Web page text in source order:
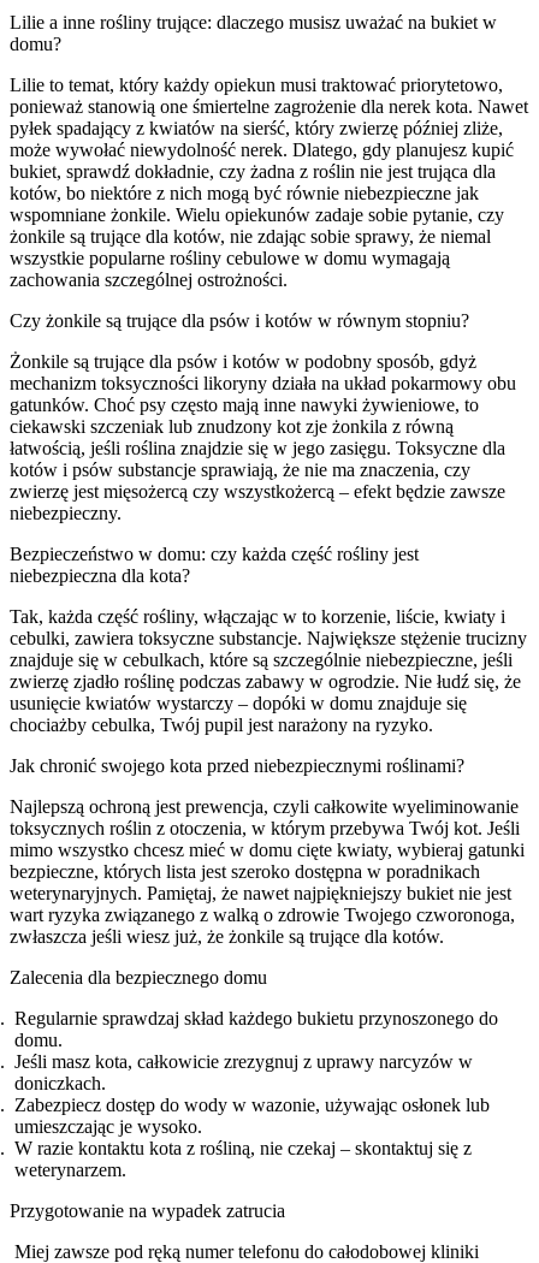
Lilie a inne rośliny trujące: dlaczego musisz uważać na bukiet w
domu?
Lilie to temat, który każdy opiekun musi traktować priorytetowo,
ponieważ stanowią one śmiertelne zagrożenie dla nerek kota. Nawet
pyłek spadający z kwiatów na sierść, który zwierzę później zliże,
może wywołać niewydolność nerek. Dlatego, gdy planujesz kupić
bukiet, sprawdź dokładnie, czy żadna z roślin nie jest trująca dla
kotów, bo niektóre z nich mogą być równie niebezpieczne jak
wspomniane żonkile. Wielu opiekunów zadaje sobie pytanie, czy
żonkile są trujące dla kotów, nie zdając sobie sprawy, że niemal
wszystkie popularne rośliny cebulowe w domu wymagają
zachowania szczególnej ostrożności.
Czy żonkile są trujące dla psów i kotów w równym stopniu?
Żonkile są trujące dla psów i kotów w podobny sposób, gdyż
mechanizm toksyczności likoryny działa na układ pokarmowy obu
gatunków. Choć psy często mają inne nawyki żywieniowe, to
ciekawski szczeniak lub znudzony kot zje żonkila z równą
łatwością, jeśli roślina znajdzie się w jego zasięgu. Toksyczne dla
kotów i psów substancje sprawiają, że nie ma znaczenia, czy
zwierzę jest mięsożercą czy wszystkożercą – efekt będzie zawsze
niebezpieczny.
Bezpieczeństwo w domu: czy każda część rośliny jest
niebezpieczna dla kota?
Tak, każda część rośliny, włączając w to korzenie, liście, kwiaty i
cebulki, zawiera toksyczne substancje. Największe stężenie trucizny
znajduje się w cebulkach, które są szczególnie niebezpieczne, jeśli
zwierzę zjadło roślinę podczas zabawy w ogrodzie. Nie łudź się, że
usunięcie kwiatów wystarczy – dopóki w domu znajduje się
chociażby cebulka, Twój pupil jest narażony na ryzyko.
Jak chronić swojego kota przed niebezpiecznymi roślinami?
Najlepszą ochroną jest prewencja, czyli całkowite wyeliminowanie
toksycznych roślin z otoczenia, w którym przebywa Twój kot. Jeśli
mimo wszystko chcesz mieć w domu cięte kwiaty, wybieraj gatunki
bezpieczne, których lista jest szeroko dostępna w poradnikach
weterynaryjnych. Pamiętaj, że nawet najpiękniejszy bukiet nie jest
wart ryzyka związanego z walką o zdrowie Twojego czworonoga,
zwłaszcza jeśli wiesz już, że żonkile są trujące dla kotów.
Zalecenia dla bezpiecznego domu
Regularnie sprawdzaj skład każdego bukietu przynoszonego do
domu.
Jeśli masz kota, całkowicie zrezygnuj z uprawy narcyzów w
doniczkach.
Zabezpiecz dostęp do wody w wazonie, używając osłonek lub
umieszczając je wysoko.
W razie kontaktu kota z rośliną, nie czekaj – skontaktuj się z
weterynarzem.
Przygotowanie na wypadek zatrucia
Miej zawsze pod ręką numer telefonu do całodobowej kliniki